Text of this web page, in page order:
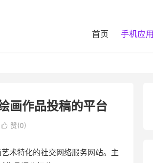
首页 手机应用
画作品投稿的平台
 赞(0)
术特化的社交网络服务网站。主